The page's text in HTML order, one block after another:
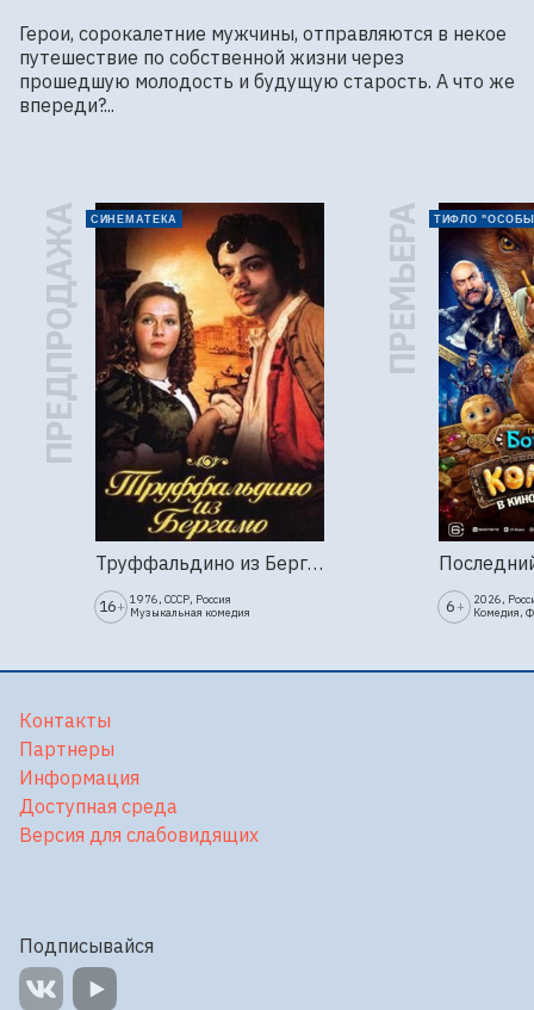
Герои, сорокалетние мужчины, отправляются в некое
путешествие по собственной жизни через
прошедшую молодость и будущую старость. А что же
впереди?...
ПРЕДПРОДАЖА СИНЕМАТЕКА
Труффальдино из Бергамо (1976г., Ленфильм, 2 серии)
16+ 1976, СССР, Россия
Музыкальная комедия
ПРЕМЬЕРА ТИФЛО
6 +
2026,
Комедия,
Контакты
Партнеры
Информация
Доступная среда
Версия для слабовидящих
Подписывайся